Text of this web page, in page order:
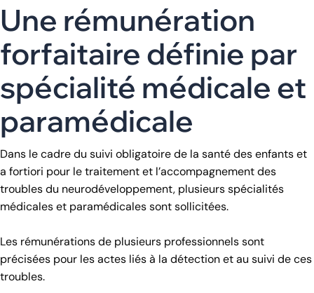
Une rémunération
forfaitaire définie par
spécialité médicale et
paramédicale
Dans le cadre du suivi obligatoire de la santé des enfants et
a fortiori pour le traitement et l’accompagnement des
troubles du neurodéveloppement, plusieurs spécialités
médicales et paramédicales sont sollicitées.
Les rémunérations de plusieurs professionnels sont
précisées pour les actes liés à la détection et au suivi de ces
troubles.